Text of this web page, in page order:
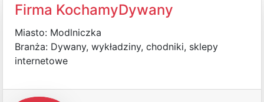
Firma KochamyDywany
Miasto: Modlniczka
Branża: Dywany, wykładziny, chodniki, sklepy
internetowe